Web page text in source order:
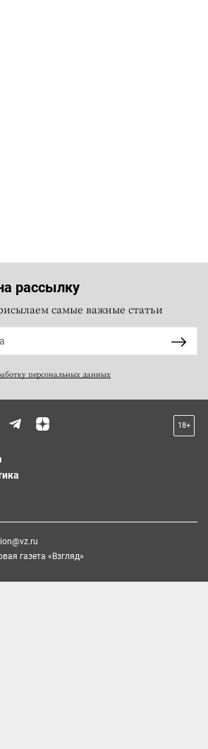
рассылку
самые важные статьи
персональных данных
18+
газета «Взгляд»